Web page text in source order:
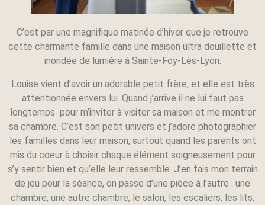
C’est par une magnifique matinée d’hiver que je retrouve
cette charmante famille dans une maison ultra douillette et
inondée de lumière à Sainte-Foy-Lès-Lyon.
Louise vient d’avoir un adorable petit frère, et elle est très
attentionnée envers lui. Quand j’arrive il ne lui faut pas
longtemps pour m’inviter à visiter sa maison et me montrer
sa chambre. C’est son petit univers et j’adore photographier
les familles dans leur maison, surtout quand les parents ont
mis du coeur à choisir chaque élément soigneusement pour
s’y sentir bien et qu’elle leur ressemble. J’en fais mon terrain
de jeu pour la séance, on passe d’une pièce à l’autre : une
chambre, une autre chambre, le salon, les escaliers, les lits,